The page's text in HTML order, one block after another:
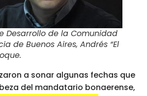
Desarrollo de la Comunidad
de Buenos Aires, Andrés “El
.
a sonar algunas fechas que
del mandatario bonaerense,